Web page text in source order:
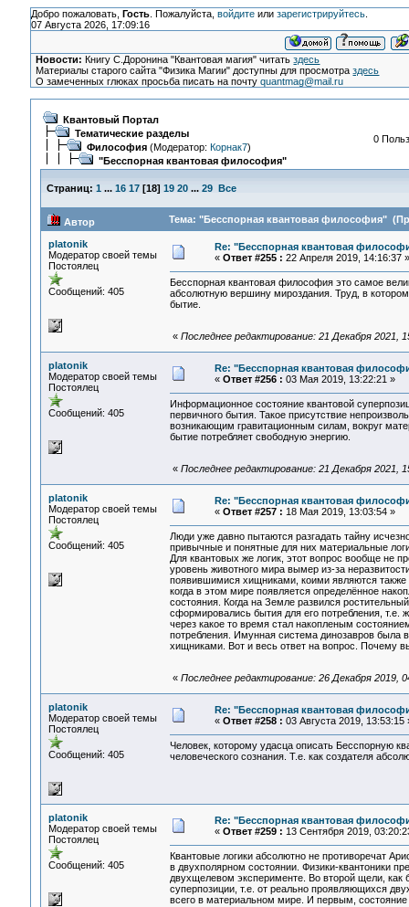
Добро пожаловать, Гость. Пожалуйста, войдитеили зарегистрируйтесь.
07 Августа 2026, 17:09:16
Новости: Книгу С.Доронина "Квантовая магия" читатьздесь
Материалы старого сайта "Физика Магии" доступны для просмотраздесь
О замеченных глюках просьба писать на почтуquantmag@mail.ru
Квантовый Портал
Тематические разделы
Философия(Модератор: Корнак7)
"Бесспорная квантовая философия"
0
Страниц: 1 ... 16 17[18] 19 20 ... 29 Все
Автор Тема: "Бесспорная квантовая философия"
platonik
Модератор своей темы
Постоялец
Сообщений: 405
Re: "Бесспорная квантовая
« Ответ #255 : 22 Апреля 2019, 14:16:37 »
Бесспорная квантовая философия это самое
абсолютную вершину мироздания. Труд, в
бытие.
« Последнее редактирование: 21 Декабря 2021,
platonik
Модератор своей темы
Постоялец
Сообщений: 405
Re: "Бесспорная квантовая
« Ответ #256 : 03 Мая 2019, 13:22:21 »
Информационное состояние квантовой
первичного бытия. Такое присутствие
возникающим гравитационным силам, вокруг
бытие потребляет свободную энергию.
« Последнее редактирование: 21 Декабря 2021,
platonik
Модератор своей темы
Постоялец
Сообщений: 405
Re: "Бесспорная квантовая
« Ответ #257 : 18 Мая 2019, 13:03:54 »
Люди уже давно пытаются разгадать тайну
привычные и понятные для них материальные
Для квантовых же логик, этот вопрос вообще не
уровень животного мира вымер из-за
появившимися хищниками, коими являются
когда в этом мире появляется определённое
состояния. Когда на Земле развился
сформировались бытия для его потребления, т.е.
через какое то время стал накопленым
потребления. Имунная система динозавров
хищниками. Вот и весь ответ на вопрос. Почему
« Последнее редактирование: 26 Декабря 2019,
platonik
Модератор своей темы
Постоялец
Сообщений: 405
Re: "Бесспорная квантовая
« Ответ #258 : 03 Августа 2019, 13:53:15
Человек, которому удасца описать Бесспорную
человеческого сознания. Т.е. как создателя
platonik
Модератор своей темы
Постоялец
Сообщений: 405
Re: "Бесспорная квантовая
« Ответ #259 : 13 Сентября 2019,
Квантовые логики абсолютно не противоречат
в двухполярном состоянии. Физики-квантоники
двухщелевом эксперименте. Во второй щели, как
суперпозиции, т.е. от реально проявляющихся
всего в материальном мире. И первым,